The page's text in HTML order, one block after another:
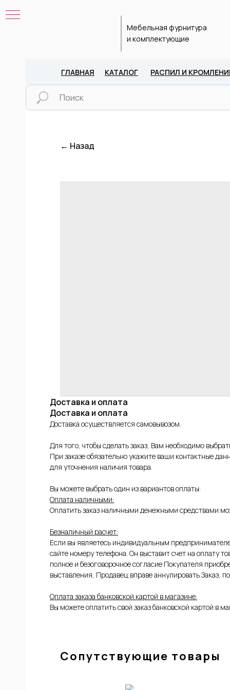
Мебельная фурнитура
и комплектующие
ГЛАВНАЯ КАТАЛОГ РАСПИЛ И
← Назад
Доставка и оплата
Доставка и оплата
Доставка осуществляется самовывозом.
Для того, чтобы сделать заказ, Вам необходимо
При заказе обязательно укажите ваши контактные
для уточнения наличия товара.
Вы можете выбрать один из вариантов оплаты:
Оплата наличными:
Оплатить заказ наличными денежными средствами
Безналичный расчет:
Если вы являетесь индивидуальным
сайте номеру телефона. Он выставит счет на оплату
полное и безоговорочное согласие Покупателя
выставления, Продавец вправе аннулировать Заказ,
Оплата заказа банковской картой в магазине:
Вы можете оплатить свой заказ банковской картой в
Сопутствующие товары